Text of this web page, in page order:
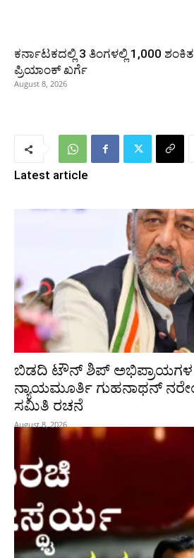
ಕರ್ನಾಟಕದಲ್ಲಿ 3 ತಿಂಗಳಲ್ಲಿ 1,000
ಪ್ರಿಯಾಂಕ್‌ ಖರ್ಗೆ
August 8, 2026
Latest article
ಬಿಡದಿ ಟೌನ್ ಶಿಪ್ ಅಭಿಪ್ರಾಯಗಳ
ನ್ಯಾಯಮೂರ್ತಿ ಗುಹನಾಥನ್
ಸಮಿತಿ ರಚನೆ
August 8, 2026